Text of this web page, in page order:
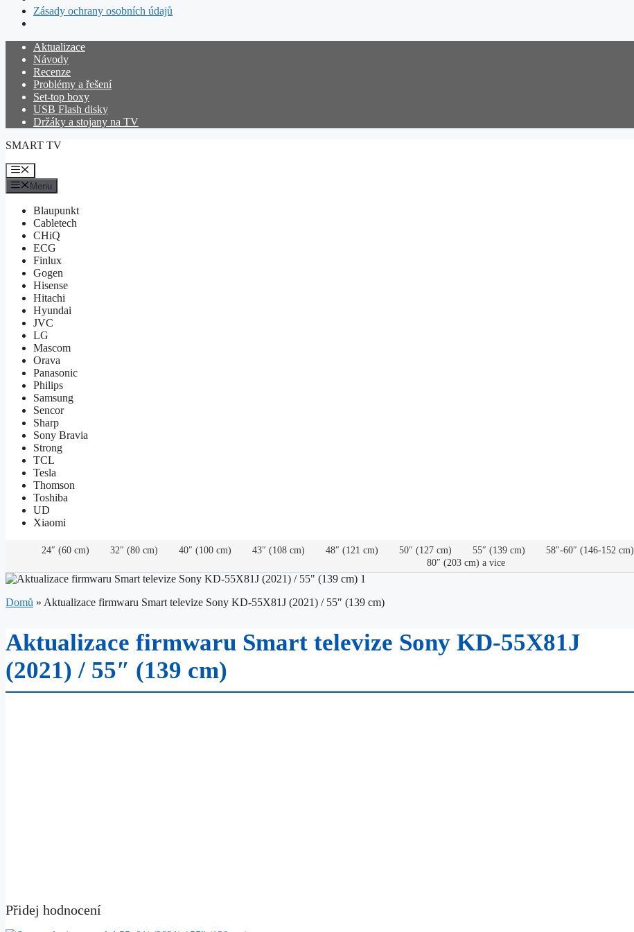
Zásady ochrany osobních údajů
Přeskočit
obsah
Aktualizace
Návody
Recenze
Problémy a řešení
Set-top boxy
USB Flash disky
Držáky a stojany na TV
SMART TV
Menu
Menu
Blaupunkt
Cabletech
CHiQ
ECG
Finlux
Gogen
Hisense
Hitachi
Hyundai
JVC
LG
Mascom
Orava
Panasonic
Philips
Samsung
Sencor
Sharp
Sony Bravia
Strong
TCL
Tesla
Thomson
Toshiba
UD
Xiaomi
24″ (60 cm) 32″ (80 cm) 40″ (100 cm) 43″ (108 cm) 48″ (121 cm) 50″ (127 cm) 55″ (139 cm) 58″-60″ (146-152 cm)
80″ (203 cm) a vice
Domů » Aktualizace firmwaru Smart televize Sony KD-55X81J (2021) / 55″ (139 cm)
Aktualizace firmwaru Smart televize Sony KD-55X81J
(2021) / 55″ (139 cm)
Přidej hodnocení